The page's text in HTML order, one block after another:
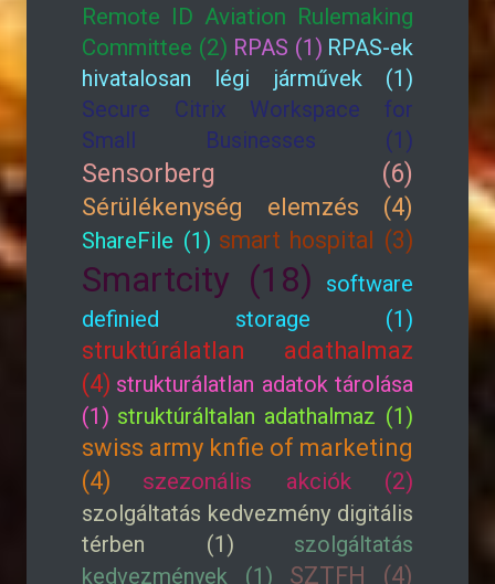
Remote ID Aviation Rulemaking
Committee (2) RPAS (1) RPAS-ek
hivatalosan légi járművek (1)
Secure Citrix Workspace for
Small Businesses (1)
Sensorberg (6)
Sérülékenység elemzés (4)
ShareFile (1) smart hospital (3)
Smartcity (18)
software
definied storage (1)
struktúrálatlan adathalmaz
(4) strukturálatlan adatok tárolása
(1) struktúráltalan adathalmaz (1)
swiss army knfie of marketing
(4)
szezonális akciók (2)
szolgáltatás kedvezmény digitális
térben (1)
szolgáltatás
kedvezmények (1)
SZTFH (4)